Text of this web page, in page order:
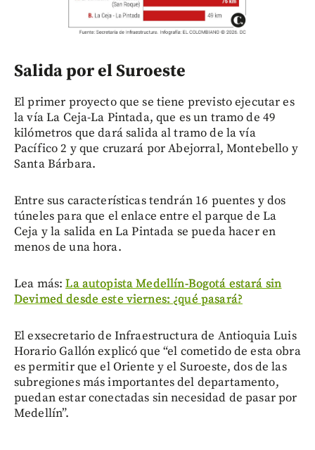
Salida por el Suroeste
El primer proyecto que se tiene previsto ejecutar es
la vía La Ceja-La Pintada, que es un tramo de 49
kilómetros que dará salida al tramo de la vía
Pacífico 2 y que cruzará por Abejorral, Montebello y
Santa Bárbara.
Entre sus características tendrán 16 puentes y dos
túneles para que el enlace entre el parque de La
Ceja y la salida en La Pintada se pueda hacer en
menos de una hora.
Lea más:La autopista Medellín-Bogotá estará sin
Devimed desde este viernes: ¿qué pasará?
El exsecretario de Infraestructura de Antioquia Luis
Horario Gallón explicó que “el cometido de esta obra
es permitir que el Oriente y el Suroeste, dos de las
subregiones más importantes del departamento,
puedan estar conectadas sin necesidad de pasar por
Medellín”.